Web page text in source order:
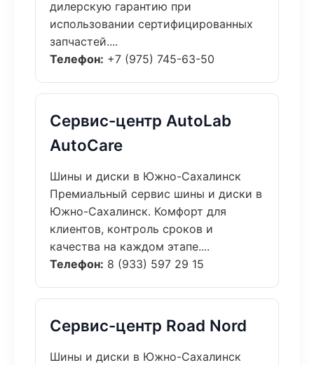
дилерскую гарантию при
использовании сертифицированных
запчастей....
Телефон: +7 (975) 745-63-50
Сервис-центр AutoLab
AutoCare
Шины и диски в Южно-Сахалинск
Премиальный сервис шины и диски в
Южно-Сахалинск. Комфорт для
клиентов, контроль сроков и
качества на каждом этапе....
Телефон: 8 (933) 597 29 15
Сервис-центр Road Nord
Шины и диски в Южно-Сахалинск